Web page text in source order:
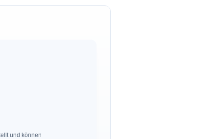
und können